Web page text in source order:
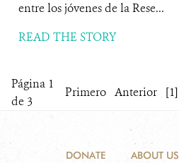
entre los jóvenes de la Rese...
READ THE STORY
Página 1
de 3
Primero Anterior [1]
DONATE ABOUT US